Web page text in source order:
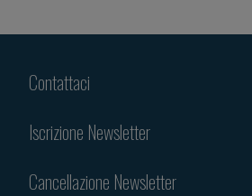
Contattaci
Iscrizione Newsletter
Cancellazione Newsletter